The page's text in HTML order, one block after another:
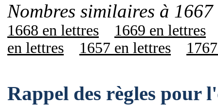
Nombres similaires à
1668 en lettres
1669 en lettres
en lettres
1657 en lettres
Rappel des règles pour